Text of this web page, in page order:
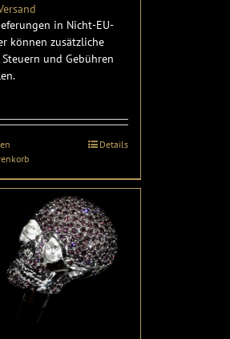
in Nicht-EU-
können zusätzliche
Steuern und Gebühren
Details